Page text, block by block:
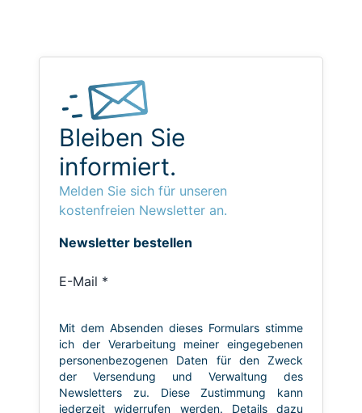
Bleiben Sie
informiert.
Melden Sie sich für unseren
kostenfreien Newsletter an.